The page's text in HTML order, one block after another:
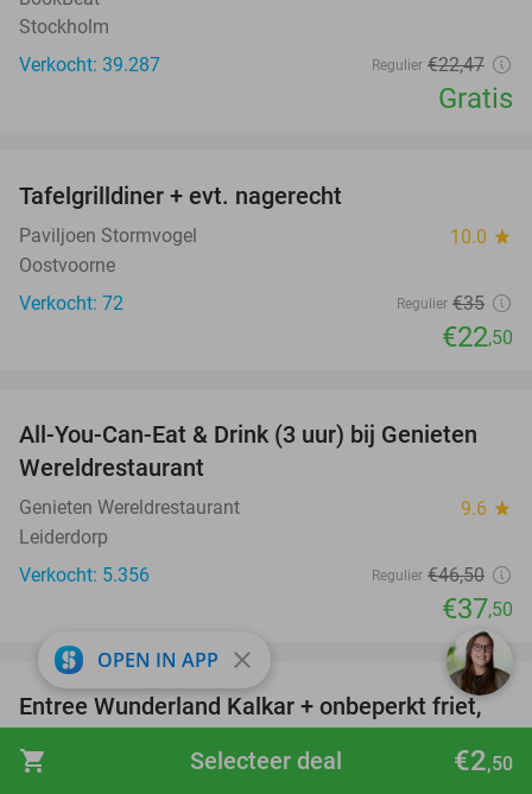
shopping_cart €2,50
Selecteer deal
Stockholm
Verkocht: 39.287
Regulier €22,47
Gratis
Tafelgrilldiner + evt. nagerecht
Paviljoen Stormvogel 10.0 star
Oostvoorne
Verkocht: 72
Regulier €35
€22,50
19%
All-You-Can-Eat & Drink (3 uur) bij Genieten
Wereldrestaurant
Genieten Wereldrestaurant 9.6 star
Leiderdorp
Verkocht: 5.356
Regulier €46,50
€37,50
32%
favorite_border
Entree Wunderland Kalkar + onbeperkt friet,
Wunderland Kalkar 8.9
OPEN IN APP close